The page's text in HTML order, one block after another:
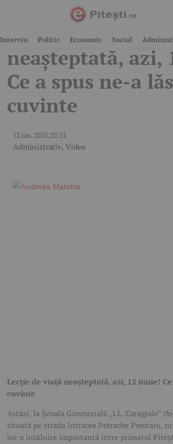
Interviu Politic Economic Social
Lecție de viață
neașteptată, azi,
Ce a spus ne-a
cuvinte
12 iun. 2025, 22:31
Administrativ,Video
Lecție de viață neașteptată, azi, 12 iunie!
cuvinte
Astăzi, la Școala Gimnazială „I.L. Caragiale”
situată pe strada Intrarea Petrache Poenaru,
loc o întâlnire importantă între primarul